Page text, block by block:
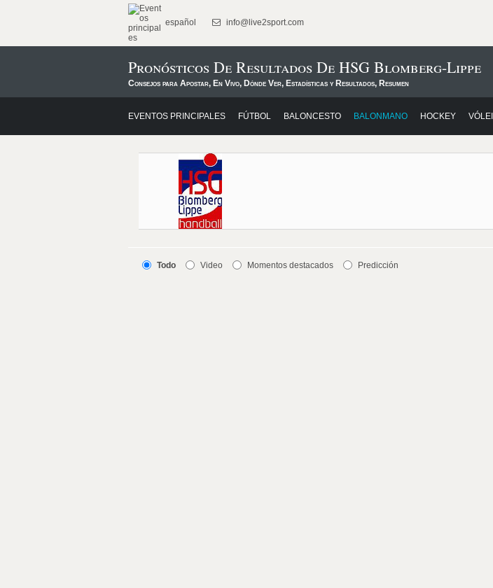
español info@live2sport.com
Pronósticos De Resultados De HSG Blomberg-Lippe
Consejos para Apostar, En Vivo, Dónde Ver, Estadísticas y Resultados, Resumen
EVENTOS PRINCIPALES FÚTBOL BALONCESTO BALONMANO HOCKEY
Todo Video Momentos destacados Predicción